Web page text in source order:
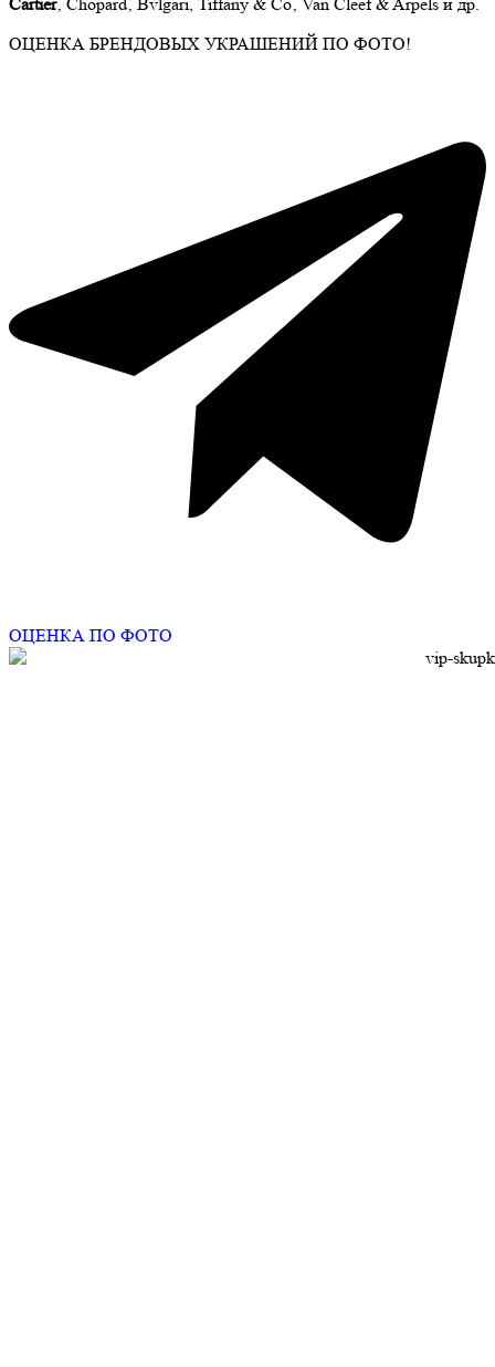
Cartier‚ Chopard‚ Bvlgari, Tiffany & Co‚ Van Cleef & Arpels и др.
ОЦЕНКА БРЕНДОВЫХ УКРАШЕНИЙ ПО ФОТО!
ОЦЕНКА ПО ФОТО